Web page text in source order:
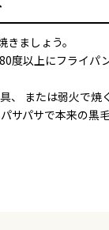
ましょう。
度以上にフライパ
、 または弱火で焼
サパサで本来の黒